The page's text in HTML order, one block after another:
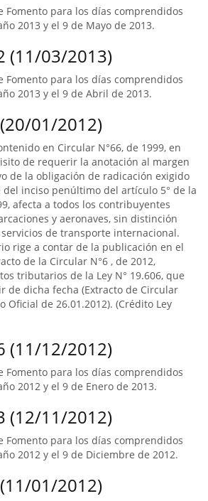
Fomento para los días comprendidos
2013 y el 9 de Mayo de 2013.
(11/03/2013)
Fomento para los días comprendidos
2013 y el 9 de Abril de 2013.
01/2012)
en Circular N°66, de 1999, en
de requerir la anotación al margen
de la obligación de radicación exigido
inciso penúltimo del artículo 5° de la
afecta a todos los contribuyentes
y aeronaves, sin distinción
de transporte internacional.
rige a contar de la publicación en el
de la Circular N°6 , de 2012,
tributarios de la Ley N° 19.606, que
de dicha fecha (Extracto de Circular
Oficial de 26.01.2012). (Crédito Ley
(11/12/2012)
Fomento para los días comprendidos
2012 y el 9 de Enero de 2013.
(12/11/2012)
Fomento para los días comprendidos
2012 y el 9 de Diciembre de 2012.
01/2012)